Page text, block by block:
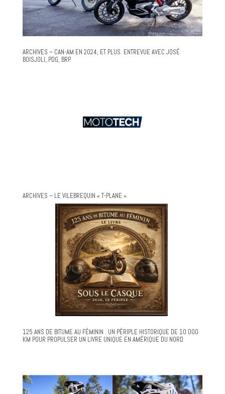
ARCHIVES – CAN-AM EN 2024, ET PLUS. ENTREVUE AVEC JOSÉ
BOISJOLI, PDG, BRP.
ARCHIVES – LE VILEBREQUIN « T-PLANE »
125 ANS DE BITUME AU FÉMININ : UN PÉRIPLE HISTORIQUE DE 10 000
KM POUR PROPULSER UN LIVRE UNIQUE EN AMÉRIQUE DU NORD